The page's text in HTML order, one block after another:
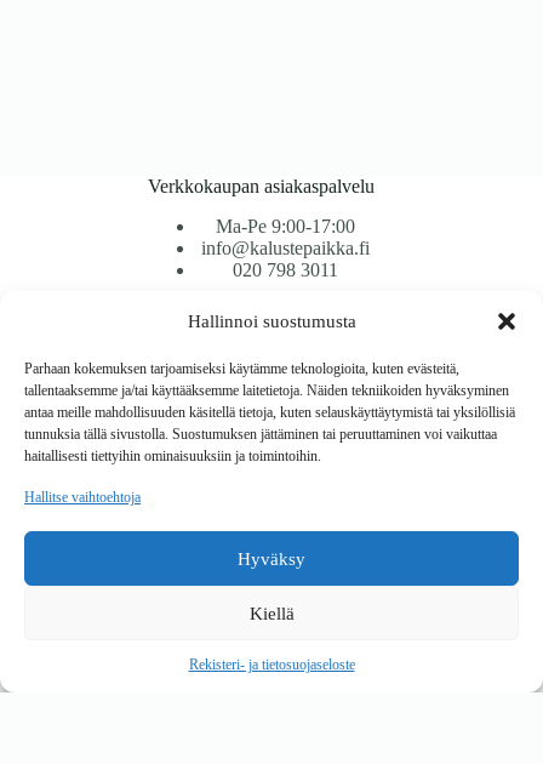
Hallinnoi suostumusta
Parhaan kokemuksen tarjoamiseksi käytämme teknologioita, kuten evästeitä,
tallentaaksemme ja/tai käyttääksemme laitetietoja. Näiden tekniikoiden hyväksyminen
antaa meille mahdollisuuden käsitellä tietoja, kuten selauskäyttäytymistä tai yksilöllisiä
tunnuksia tällä sivustolla. Suostumuksen jättäminen tai peruuttaminen voi vaikuttaa
haitallisesti tiettyihin ominaisuuksiin ja toimintoihin.
Hallitse vaihtoehtoja
Hyväksy
Kiellä
Rekisteri- ja tietosuojaseloste
Verkkokaupan asiakaspalvelu
Ma-Pe 9:00-17:00
info@kalustepaikka.fi
020 798 3011
Tavarantoimitus / Maksutavat
Toimitustavat
Maksutavat
Vaihto ja palautus
Reklamaatiot
Copyright © 2026 Kalustepaikka